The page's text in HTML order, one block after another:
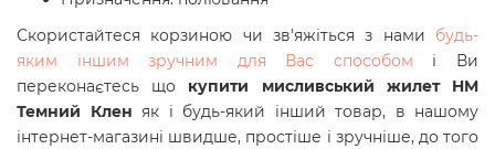
Скористайтеся корзиною чи зв'яжіться з нами будь-
яким іншим зручним для Вас способом і Ви
переконаєтесь що купити мисливський жилет HM
Темний Клен як і будь-який інший товар, в нашому
інтернет-магазині швидше, простіше і зручніше, до того